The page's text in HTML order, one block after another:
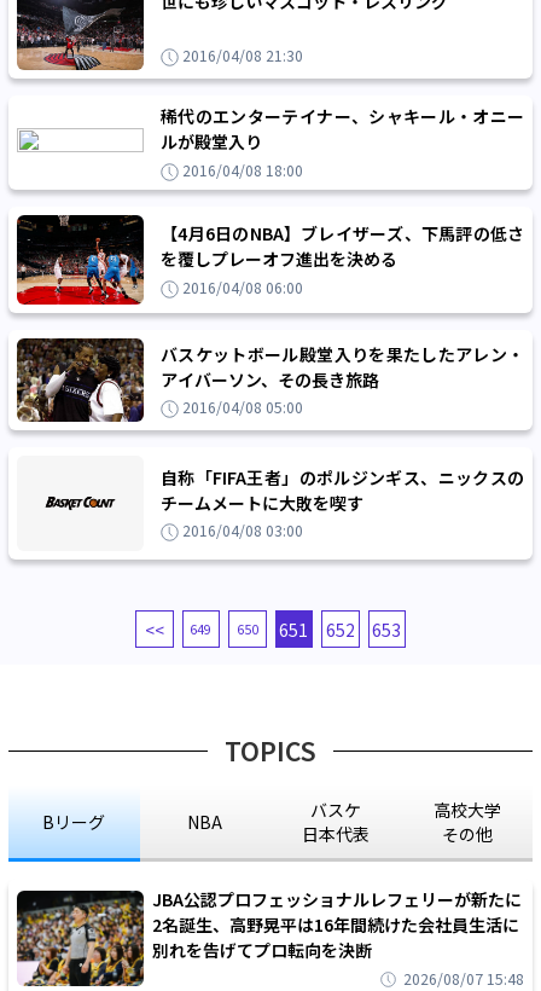
2016/04/08 21:30
稀代のエンターテイナー、シャキール・オニー
ルが殿堂入り
2016/04/08 18:00
【4月6日のNBA】ブレイザーズ、下馬評の低さ
を覆しプレーオフ進出を決める
2016/04/08 06:00
バスケットボール殿堂入りを果たしたアレン・
アイバーソン、その長き旅路
2016/04/08 05:00
自称「FIFA王者」のポルジンギス、ニックスの
チームメートに大敗を喫す
2016/04/08 03:00
<< 649 650 651 652 653
TOPICS
Bリーグ NBA
バスケ
日本代表
高校大学
その他
JBA公認プロフェッショナルレフェリーが新たに
2名誕生、高野晃平は16年間続けた会社員生活に
別れを告げてプロ転向を決断
2026/08/07 15:48